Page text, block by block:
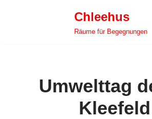
Chleehus
Räume für Begegnungen
Umwelttag
Kleefeld